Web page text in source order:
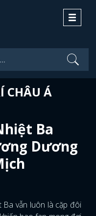
Toggle
CHÂU Á
Ba
Dương
vẫn luôn là cặp đôi